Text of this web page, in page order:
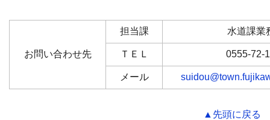
お問い合わせ先
担当課 水道課業
ＴＥＬ 0555-72-
メール
▲先頭に戻る